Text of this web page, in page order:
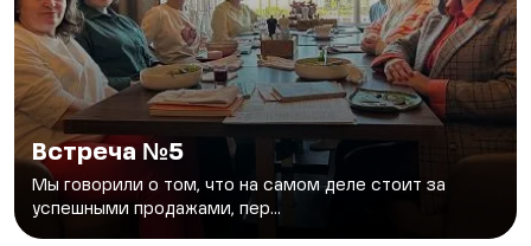
Встреча №5
Мы говорили о том, что на самом деле стоит за
успешными продажами, пер...